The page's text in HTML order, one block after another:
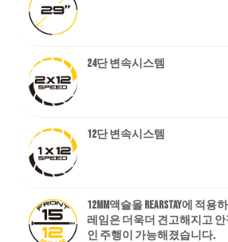
24단 변속시스템
12단 변속시스템
12mm액슬을 RearStay에 적용
레임은 더욱더 견고해지고 안
인 주행이 가능해졌습니다.